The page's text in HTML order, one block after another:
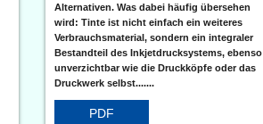
Alternativen. Was dabei häufig übersehen
wird: Tinte ist nicht einfach ein weiteres
Verbrauchsmaterial, sondern ein integraler
Bestandteil des Inkjetdrucksystems, ebenso
unverzichtbar wie die Druckköpfe oder das
Druckwerk selbst.......
PDF